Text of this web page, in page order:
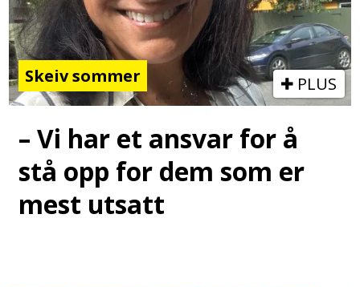
Skeiv sommer PLUS
– Vi har et ansvar for å
stå opp for dem som er
mest utsatt